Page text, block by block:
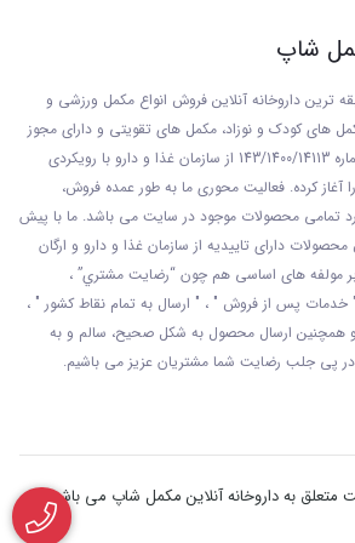
و استقامت حین تمرین، افزایش
به فیبر عضلانی خواهد شد.
عضلات باعث می شود حجم عضلات
و فیبر های عضلانی سریع تر
کراتین مکس ماسل 250 گرم
های مثبت فراوانی دارد که
مهم ترین این موارد اشاره خواهیم
شاپ
ترین داروخانه آنلاین فروش انواع مکمل ورزشی و
های کودک و نوزاد، مکمل های تقویتی و دارای مجوز
از
سازمان غذا و دارو با رويکردی
آغاز کرده. فعاليت محوری ما به طور عمده فروش،
تمامی محصولات موجود در سایت می باشد. ما با پيش
دارای تاييديه از سازمان غذا و دارو و ارگان
بر مولفه های اساسی هم چون “رضايت مشتري” ،
پس از فروش " ، " ارسال به تمام نقاط کشور " ،
"و همچنين ارسال محصول به شکل صحيح، سالم و به
در پی جلب رضايت شما مشتريان عزیز می باشيم.
به داروخانه آنلاین مکمل شاپ می باشد